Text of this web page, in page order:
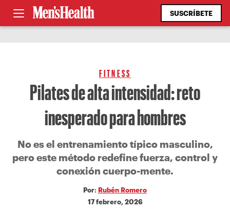
SUSCRÍBETE
FITNESS
Pilates de alta intensidad: reto
inesperado para hombres
No es el entrenamiento típico masculino,
pero este método redefine fuerza, control y
conexión cuerpo-mente.
Por: Rubén Romero
17 febrero, 2026